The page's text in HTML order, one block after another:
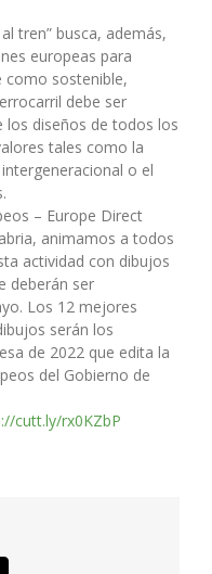
tren” busca, además,
europeas para
como sostenible,
debe ser
los diseños de todos los
tales como la
o el
– Europe Direct
animamos a todos
actividad con dibujos
deberán ser
Los 12 mejores
serán los
de 2022 que edita la
del Gobierno de
cutt.ly/rx0KZbP